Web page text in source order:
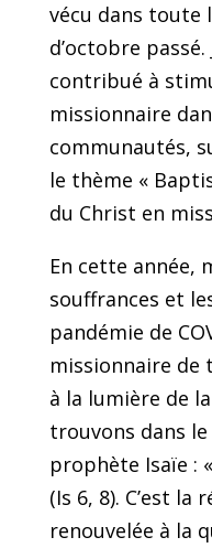
vécu dans toute
d’octobre passé.
contribué à
missionnaire
communautés,
le thème «
du Christ en
En cette année,
souffrances et
pandémie de
missionnaire de
à la lumière de
trouvons dans
prophète Isaïe :
(Is 6, 8). C’est
renouvelée à la